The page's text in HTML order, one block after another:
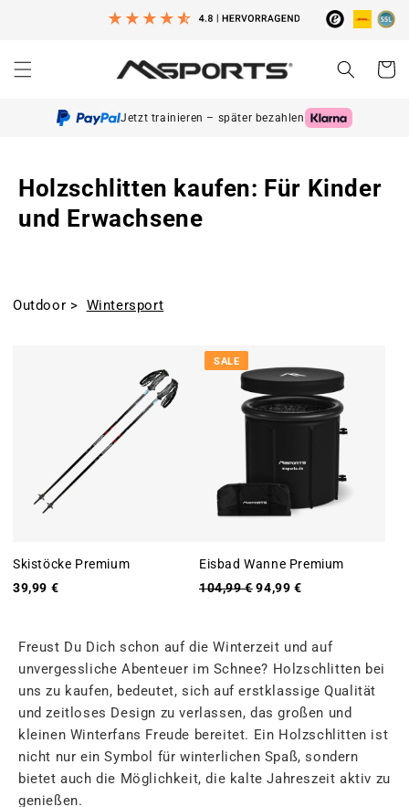
Jetzt trainieren – später bezahlen
Holzschlitten kaufen: Für Kinder
und Erwachsene
Outdoor > Wintersport
Skistöcke Premium
39,99 €
SALE
Eisbad Wanne Premium
104,99 € 94,99 €
Freust Du Dich schon auf die Winterzeit und auf
unvergessliche Abenteuer im Schnee? Holzschlitten bei
uns zu kaufen, bedeutet, sich auf erstklassige Qualität
und zeitloses Design zu verlassen, das großen und
kleinen Winterfans Freude bereitet. Ein Holzschlitten ist
nicht nur ein Symbol für winterlichen Spaß, sondern
bietet auch die Möglichkeit, die kalte Jahreszeit aktiv zu
genießen.